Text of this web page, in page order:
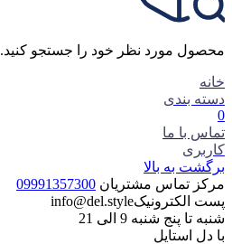
محصول مورد نظر خود را جستجو کنید.
خانه
دسته بندی
0
تماس با ما
کاربری
برگشت به بالا
مرکز تماس مشتریان 09991357300
پست الکترونیکinfo@del.style
شنبه تا پنج شنبه 9 الی 21
با دل استایل